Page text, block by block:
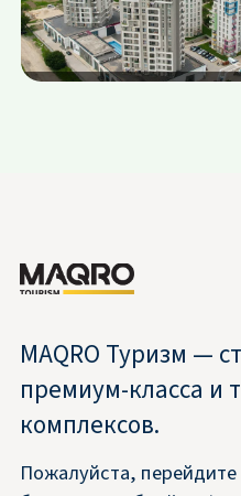
MAQRO Туризм —
премиум-класса и
комплексов.
Пожалуйста, перейдите